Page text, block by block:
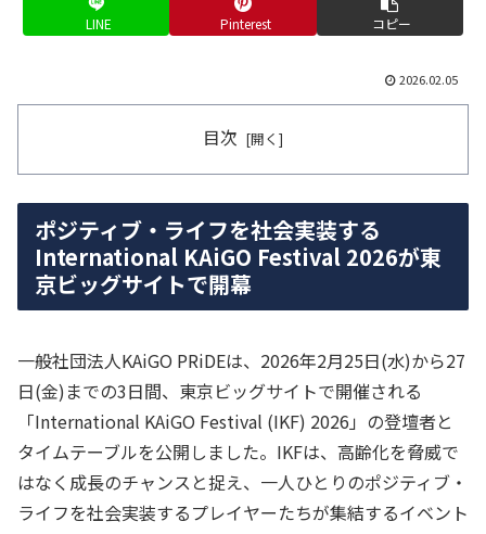
LINE Pinterest コピー
2026.02.05
目次
ポジティブ・ライフを社会実装する
International KAiGO Festival 2026が東
京ビッグサイトで開幕
一般社団法人KAiGO PRiDEは、2026年2月25日(水)から27
日(金)までの3日間、東京ビッグサイトで開催される
「International KAiGO Festival (IKF) 2026」の登壇者と
タイムテーブルを公開しました。IKFは、高齢化を脅威で
はなく成長のチャンスと捉え、一人ひとりのポジティブ・
ライフを社会実装するプレイヤーたちが集結するイベント